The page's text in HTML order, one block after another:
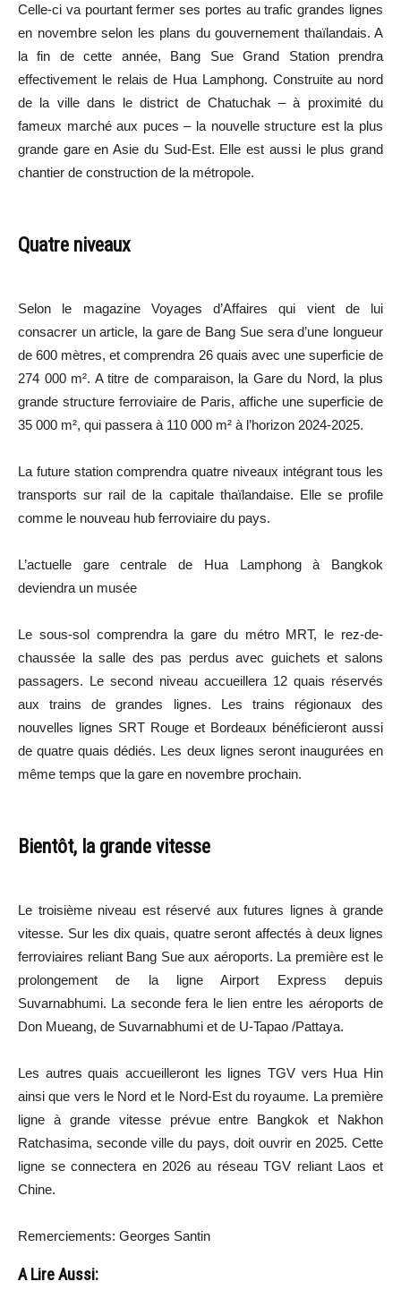
Celle-ci va pourtant fermer ses portes au trafic grandes lignes
en novembre selon les plans du gouvernement thaïlandais. A
la fin de cette année, Bang Sue Grand Station prendra
effectivement le relais de Hua Lamphong. Construite au nord
de la ville dans le district de Chatuchak – à proximité du
fameux marché aux puces – la nouvelle structure est la plus
grande gare en Asie du Sud-Est. Elle est aussi le plus grand
chantier de construction de la métropole.
Quatre niveaux
Selon le magazine Voyages d’Affaires qui vient de lui
consacrer un article, la gare de Bang Sue sera d’une longueur
de 600 mètres, et comprendra 26 quais avec une superficie de
274 000 m². A titre de comparaison, la Gare du Nord, la plus
grande structure ferroviaire de Paris, affiche une superficie de
35 000 m², qui passera à 110 000 m² à l’horizon 2024-2025.
La future station comprendra quatre niveaux intégrant tous les
transports sur rail de la capitale thaïlandaise. Elle se profile
comme le nouveau hub ferroviaire du pays.
L’actuelle gare centrale de Hua Lamphong à Bangkok
deviendra un musée
Le sous-sol comprendra la gare du métro MRT, le rez-de-
chaussée la salle des pas perdus avec guichets et salons
passagers. Le second niveau accueillera 12 quais réservés
aux trains de grandes lignes. Les trains régionaux des
nouvelles lignes SRT Rouge et Bordeaux bénéficieront aussi
de quatre quais dédiés. Les deux lignes seront inaugurées en
même temps que la gare en novembre prochain.
Bientôt, la grande vitesse
Le troisième niveau est réservé aux futures lignes à grande
vitesse. Sur les dix quais, quatre seront affectés à deux lignes
ferroviaires reliant Bang Sue aux aéroports. La première est le
prolongement de la ligne Airport Express depuis
Suvarnabhumi. La seconde fera le lien entre les aéroports de
Don Mueang, de Suvarnabhumi et de U-Tapao /Pattaya.
Les autres quais accueilleront les lignes TGV vers Hua Hin
ainsi que vers le Nord et le Nord-Est du royaume. La première
ligne à grande vitesse prévue entre Bangkok et Nakhon
Ratchasima, seconde ville du pays, doit ouvrir en 2025. Cette
ligne se connectera en 2026 au réseau TGV reliant Laos et
Chine.
Remerciements: Georges Santin
A Lire Aussi: